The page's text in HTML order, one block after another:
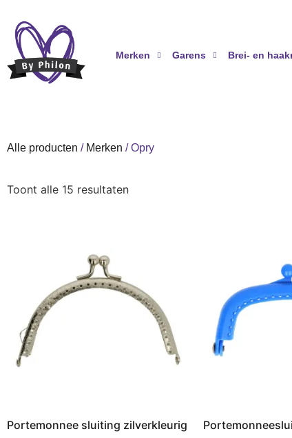
Merken Garens Brei- en
Alle producten / Merken / Opry
Toont alle 15 resultaten
Portemonnee sluiting zilverkleurig